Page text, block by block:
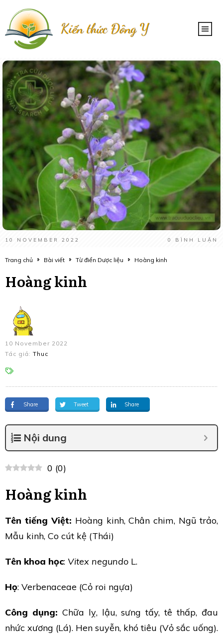
Kiến thức Đông Y
10 NOVEMBER 2022 0 BÌNH LUẬN
Trang chủ Bài viết Từ điển Dược liệu Hoàng kinh
Hoàng kinh
10 November 2022
Tác giả: Thuc
Share Tweet Share
Nội dung
0 (0)
Hoàng kinh
Tên tiếng Việt: Hoàng kinh, Chân chim, Ngũ trảo,
Mẫu kinh, Co cút kệ (Thái)
Tên khoa học: Vitex negundo L.
Họ: Verbenaceae (Cỏ roi ngựa)
Công dụng: Chữa lỵ, lậu, sưng tấy, tê thấp, đau
nhức xương (Lá). Hen suyễn, khó tiêu (Vỏ sắc uống).